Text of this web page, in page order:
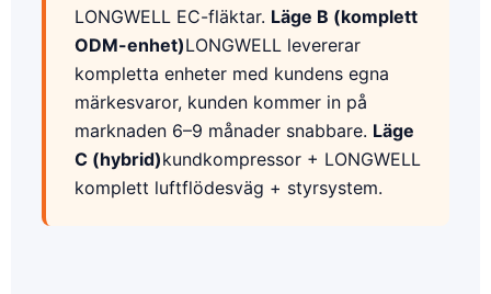
LONGWELL EC-fläktar. Läge B (komplett
ODM-enhet)LONGWELL levererar
kompletta enheter med kundens egna
märkesvaror, kunden kommer in på
marknaden 6–9 månader snabbare. Läge
C (hybrid)kundkompressor + LONGWELL
komplett luftflödesväg + styrsystem.